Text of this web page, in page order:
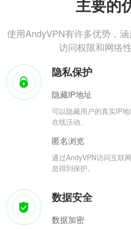
主要的
使用AndyVPN有许多优势，涵
访问权限和网络
隐私保护
隐藏IP地址
可以隐藏用户的真实IP
在线活动。
匿名浏览
通过AndyVPN访问互联
息得到保护。
数据安全
数据加密